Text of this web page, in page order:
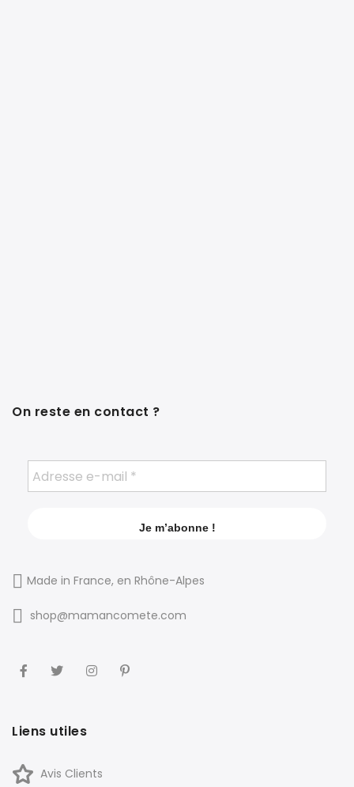
On reste en contact ?
Made in France, en Rhône-Alpes
shop@mamancomete.com
Liens utiles
Avis Clients